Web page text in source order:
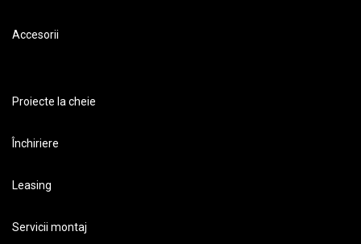
Accesorii
Proiecte la cheie
Închiriere
Leasing
Servicii montaj